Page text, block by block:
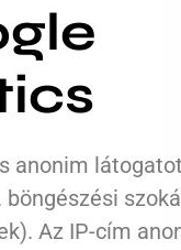
anonim
Az IP-cím